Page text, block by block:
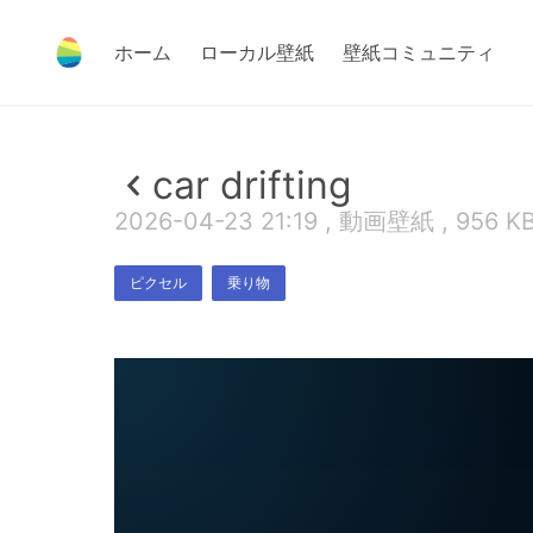
ホーム ローカル壁紙 壁紙コミュニティ
car drifting
2026-04-23 21:19 , 動画壁紙 , 956
ピクセル 乗り物